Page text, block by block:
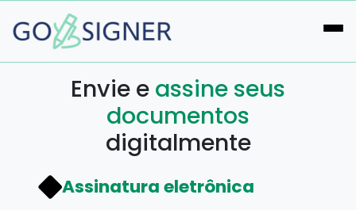
Envie e assine seus
documentos
digitalmente
Assinatura eletrônica